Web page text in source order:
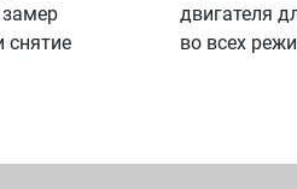
снятие
двигателя
во всех